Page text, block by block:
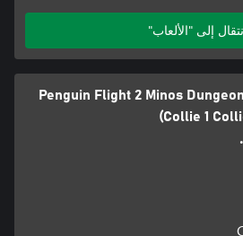
إلى "الألعاب"
Penguin Flight 2 Minos
Collie 1